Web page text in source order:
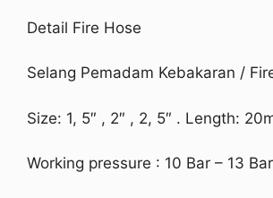
Detail Fire Hose
Selang Pemadam Kebakaran /
Size: 1, 5″ , 2″ , 2, 5″ . Length:
Working pressure : 10 Bar – 13